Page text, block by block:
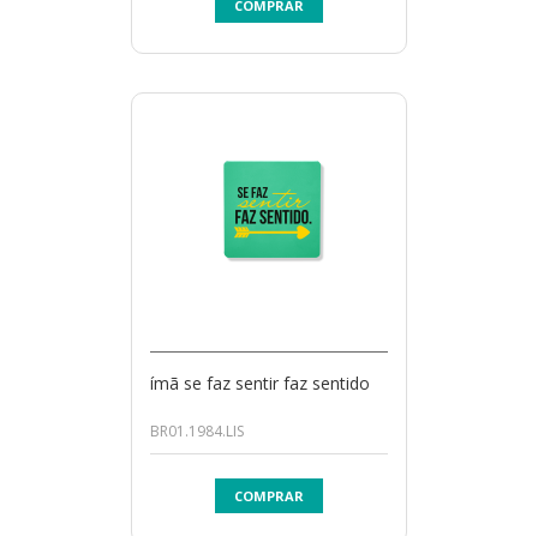
COMPRAR
ímã se faz sentir faz sentido
BR01.1984.LIS
COMPRAR